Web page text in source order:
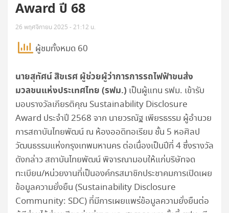
Award ปี 68
26 พฤศจิกายน 2025 - 21:12 น.
ผู้ชมทั้งหมด 60
นายสุทัศน์ สิขเรศ ผู้ช่วยผู้ว่าการการรถไฟฟ้าขนส่ง
มวลชนแห่งประเทศไทย (รฟม.) เป็นผู้แทน รฟม. เข้ารับ
มอบรางวัลเกียรติคุณ Sustainability Disclosure
Award ประจำปี 2568 จาก นายวรณัฐ เพียรธรรม ผู้อำนวย
การสถาบันไทยพัฒน์ ณ ห้องออดิทอเรียม ชั้น 5 หอศิลป
วัฒนธรรมแห่งกรุงเทพมหานคร ต่อเนื่องเป็นปีที่ 4 ซึ่งรางวัล
ดังกล่าว สถาบันไทยพัฒน์ พิจารณามอบให้แก่บริษัทจด
ทะเบียน/หน่วยงานที่เป็นองค์กรสมาชิกประชาคมการเปิดเผย
ข้อมูลความยั่งยืน (Sustainability Disclosure
Community: SDC) ที่มีการเผยแพร่ข้อมูลความยั่งยืนต่อ